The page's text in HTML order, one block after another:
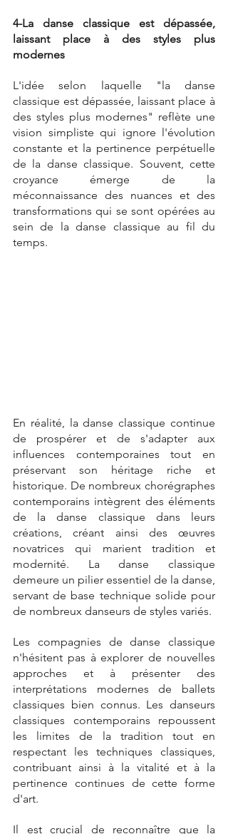
4-La danse classique est dépassée,
laissant place à des styles plus
modernes
L'idée selon laquelle "la danse
classique est dépassée, laissant place à
des styles plus modernes" reflète une
vision simpliste qui ignore l'évolution
constante et la pertinence perpétuelle
de la danse classique. Souvent, cette
croyance émerge de la
méconnaissance des nuances et des
transformations qui se sont opérées au
sein de la danse classique au fil du
temps.
En réalité, la danse classique continue
de prospérer et de s'adapter aux
influences contemporaines tout en
préservant son héritage riche et
historique. De nombreux chorégraphes
contemporains intègrent des éléments
de la danse classique dans leurs
créations, créant ainsi des œuvres
novatrices qui marient tradition et
modernité. La danse classique
demeure un pilier essentiel de la danse,
servant de base technique solide pour
de nombreux danseurs de styles variés.
Les compagnies de danse classique
n'hésitent pas à explorer de nouvelles
approches et à présenter des
interprétations modernes de ballets
classiques bien connus. Les danseurs
classiques contemporains repoussent
les limites de la tradition tout en
respectant les techniques classiques,
contribuant ainsi à la vitalité et à la
pertinence continues de cette forme
d'art.
Il est crucial de reconnaître que la